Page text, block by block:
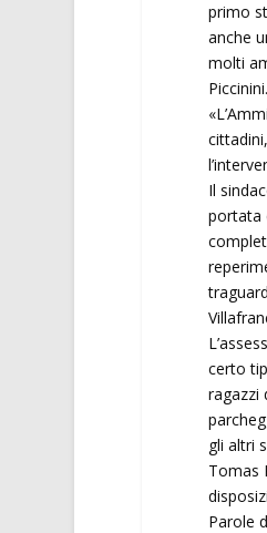
primo
anche
molti
Piccinini.
Il
portata
certo
ragazzi
gli altri
Tomas
Parole